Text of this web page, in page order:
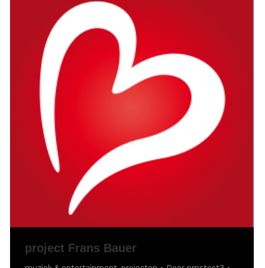
project Frans Bauer